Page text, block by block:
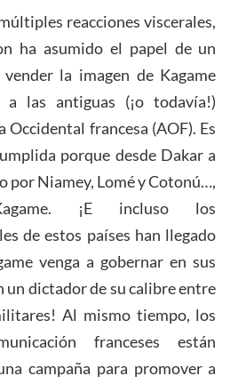
reacciones viscerales,
ha asumido el papel de un
la imagen de Kagame
a las antiguas (¡o todavía!)
Occidental francesa (AOF). Es
porque desde Dakar a
por Niamey, Lomé y Cotonú…,
¡E incluso los
de estos países han llegado
venga a gobernar en sus
un dictador de su calibre entre
Al mismo tiempo, los
franceses están
campaña para promover a